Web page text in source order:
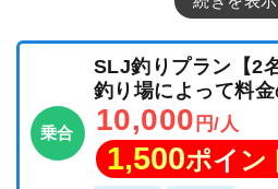
乗合
SLJ釣りプラン【2
釣り場によって料
10,000 円/人
1,500ポイン